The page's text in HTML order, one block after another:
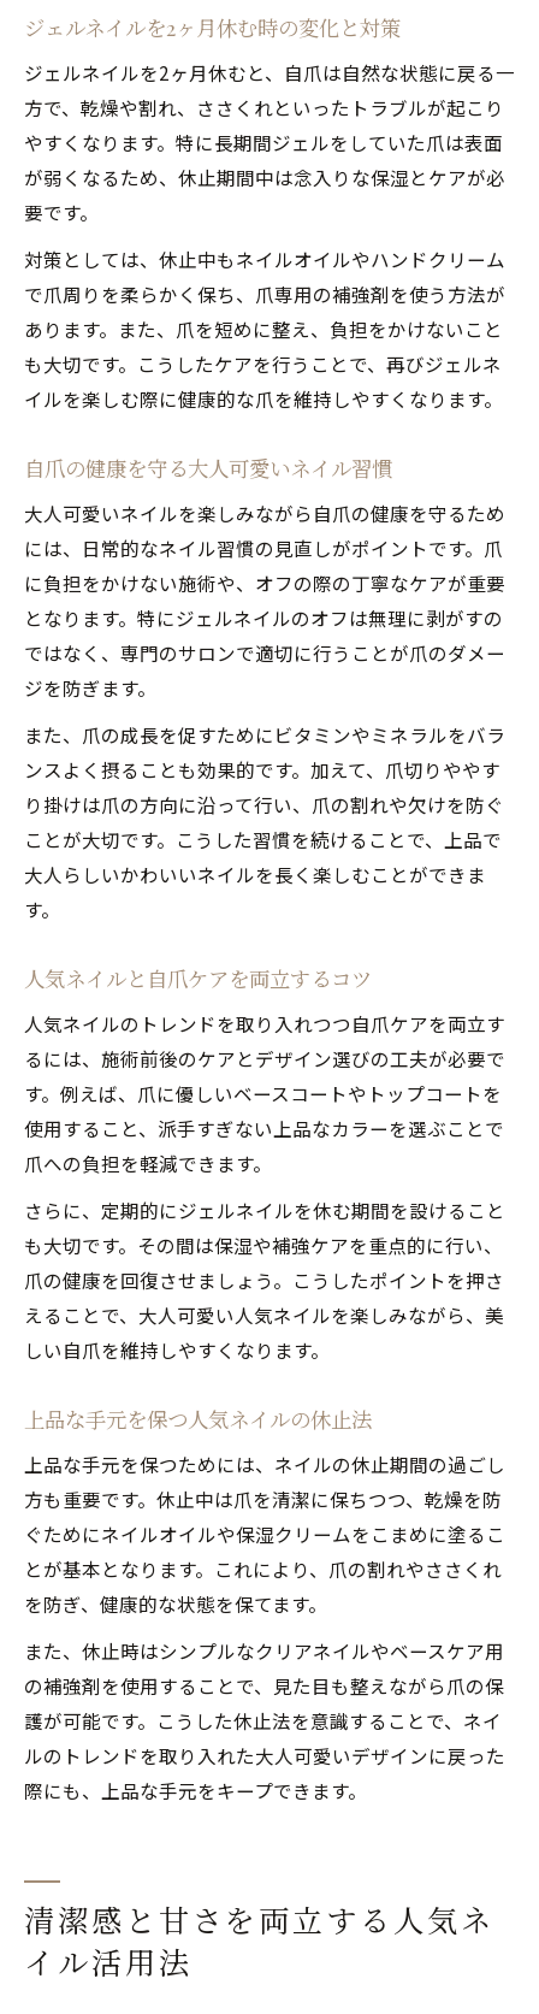
ジェルネイルを2ヶ月休む時の変化と対策
ジェルネイルを2ヶ月休むと、自爪は自然な状態に戻る一
方で、乾燥や割れ、ささくれといったトラブルが起こり
やすくなります。特に長期間ジェルをしていた爪は表面
が弱くなるため、休止期間中は念入りな保湿とケアが必
要です。
対策としては、休止中もネイルオイルやハンドクリーム
で爪周りを柔らかく保ち、爪専用の補強剤を使う方法が
あります。また、爪を短めに整え、負担をかけないこと
も大切です。こうしたケアを行うことで、再びジェルネ
イルを楽しむ際に健康的な爪を維持しやすくなります。
自爪の健康を守る大人可愛いネイル習慣
大人可愛いネイルを楽しみながら自爪の健康を守るため
には、日常的なネイル習慣の見直しがポイントです。爪
に負担をかけない施術や、オフの際の丁寧なケアが重要
となります。特にジェルネイルのオフは無理に剥がすの
ではなく、専門のサロンで適切に行うことが爪のダメー
ジを防ぎます。
また、爪の成長を促すためにビタミンやミネラルをバラ
ンスよく摂ることも効果的です。加えて、爪切りややす
り掛けは爪の方向に沿って行い、爪の割れや欠けを防ぐ
ことが大切です。こうした習慣を続けることで、上品で
大人らしいかわいいネイルを長く楽しむことができま
す。
人気ネイルと自爪ケアを両立するコツ
人気ネイルのトレンドを取り入れつつ自爪ケアを両立す
るには、施術前後のケアとデザイン選びの工夫が必要で
す。例えば、爪に優しいベースコートやトップコートを
使用すること、派手すぎない上品なカラーを選ぶことで
爪への負担を軽減できます。
さらに、定期的にジェルネイルを休む期間を設けること
も大切です。その間は保湿や補強ケアを重点的に行い、
爪の健康を回復させましょう。こうしたポイントを押さ
えることで、大人可愛い人気ネイルを楽しみながら、美
しい自爪を維持しやすくなります。
上品な手元を保つ人気ネイルの休止法
上品な手元を保つためには、ネイルの休止期間の過ごし
方も重要です。休止中は爪を清潔に保ちつつ、乾燥を防
ぐためにネイルオイルや保湿クリームをこまめに塗るこ
とが基本となります。これにより、爪の割れやささくれ
を防ぎ、健康的な状態を保てます。
また、休止時はシンプルなクリアネイルやベースケア用
の補強剤を使用することで、見た目も整えながら爪の保
護が可能です。こうした休止法を意識することで、ネイ
ルのトレンドを取り入れた大人可愛いデザインに戻った
際にも、上品な手元をキープできます。
清潔感と甘さを両立する人気ネ
イル活用法